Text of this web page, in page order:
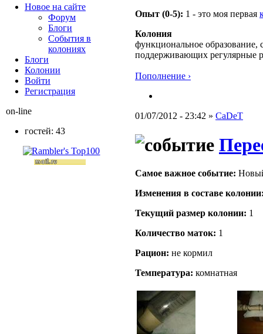
Опыт (0-5): 1 - это моя первая
Колония
функциональное образование,
поддерживающих регулярные
Пополнение ›
01/07/2012 - 23:42 » CaDeT
Самое важное событие:
Изменения в составе
Текущий размер кoлонии: 1
Количество маток: 1
Рацион: не кормил
Температура: комнатная
Новое на сайте
Форум
Блоги
События в
колониях
Блоги
Колонии
Войти
Peгиcтpaция
on-line
гостей: 43